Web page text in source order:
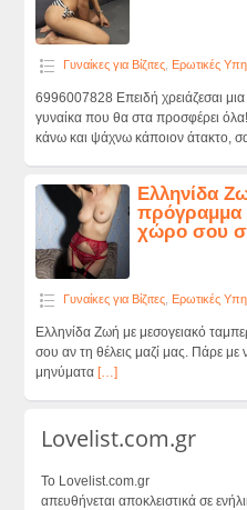
Γυναίκες για Βίζιτες, Ερωτικές
6996007828 Επειδή χρειάζεσαι
γυναίκα που θα στα προσφέρει
κάνω και ψάχνω κάποιον άτακτο,
Ελληνίδα
πρόγραμμα
χώρο σου
Γυναίκες για Βίζιτες, Ερωτικές
Ελληνίδα Ζωή με μεσογειακό
σου αν τη θέλεις μαζί μας. Πάρε
μηνύματα […]
Lovelist.com.gr
Το Lovelist.com.gr
απευθήνεται αποκλειστικά σε